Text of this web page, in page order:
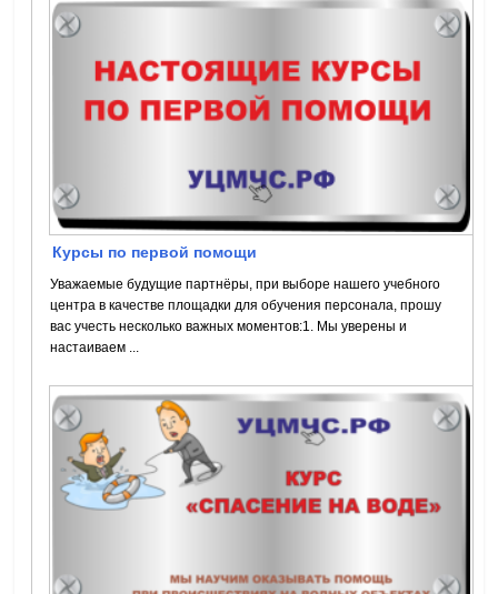
Курсы по первой помощи
Уважаемые будущие партнёры, при выборе нашего учебного
центра в качестве площадки для обучения персонала, прошу
вас учесть несколько важных моментов:1. Мы уверены и
настаиваем ...